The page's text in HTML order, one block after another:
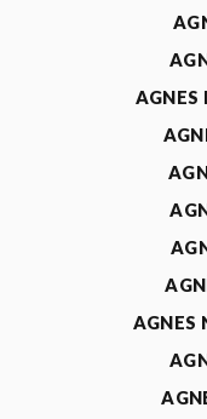
AGNES
AGNES